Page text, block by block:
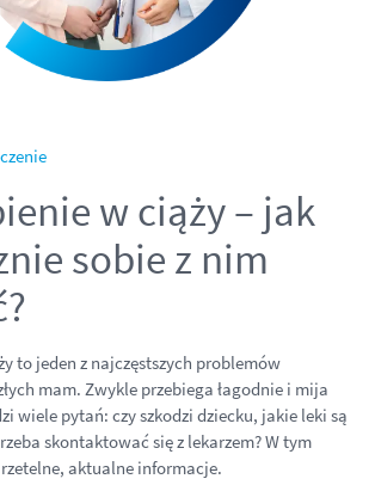
w ciąży – jak
sobie z nim
to jeden z najczęstszych problemów
mam. Zwykle przebiega łagodnie i mija
wiele pytań: czy szkodzi dziecku, jakie leki są
skontaktować się z lekarzem? W tym
aktualne informacje.